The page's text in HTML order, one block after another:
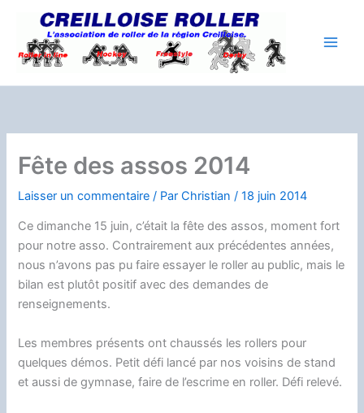
contenu
Fête des assos 2014
Laisser un commentaire / ParChristian/18 juin 2014
Ce dimanche 15 juin, c’était la fête des assos, moment fort
pour notre asso. Contrairement aux précédentes années,
nous n’avons pas pu faire essayer le roller au public, mais le
bilan est plutôt positif avec des demandes de
renseignements.
Les membres présents ont chaussés les rollers pour
quelques démos. Petit défi lancé par nos voisins de stand
et aussi de gymnase, faire de l’escrime en roller. Défi relevé.